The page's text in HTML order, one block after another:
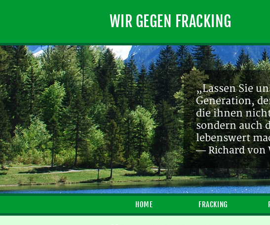
WIR GEGEN FRACKING
„Lassen Sie
Generation,
die ihnen
sondern auch
lebenswert
— Richard von
HOME FRACKING